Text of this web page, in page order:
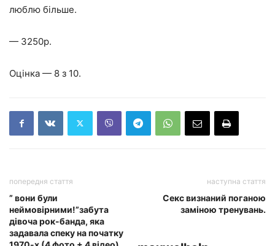
люблю більше.
— 3250р.
Оцінка — 8 з 10.
попередня стаття
” вони були
неймовірними!”забута
дівоча рок-банда, яка
задавала спеку на початку
наступна стаття
Секс визнаний поганою
заміною тренувань.